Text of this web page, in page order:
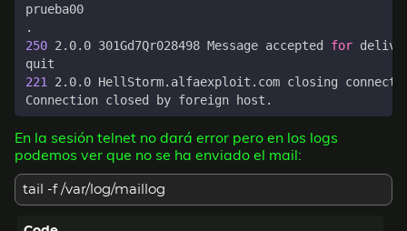
250 2.0.0 301Gd7Qr028498 Message accepted for
221
En la sesión telnet no dará error pero en los logs
podemos ver que no se ha enviado el mail:
tail -f /var/log/maillog